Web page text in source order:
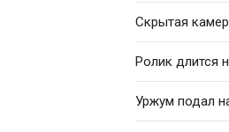
Скрытая
Ролик длится
Уржум подал